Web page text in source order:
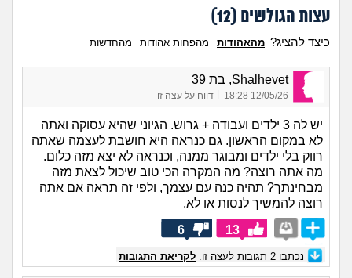
עצות הגולשים (12
)
כיצד להציג? מהאהודות מהפחות אהודות מהחדשות
Shalhevet, בת 39
12/05/26 18:28 דווח על עצה זו
יש לה 3 ילדים ועבודה + גרוש. הגיוני שהיא עסוקה ואתה
לא במקום הראשון. גם כנראה היא חושבת לעצמה שאתה
רווק בלי ילדים ומבוגר ממנה, וכנראה לא יצא מזה כלום.
מה אתה רוצה? מה המקרה הכי טוב שיכול לצאת מזה
מבחינתך? תהיה כנה עם עצמך, ולפי זה תראה אם אתה
רוצה להמשיך לנסות או לא.
13
6
נכתבו 2 תגובות לעצה זו. לקריאת התגובות